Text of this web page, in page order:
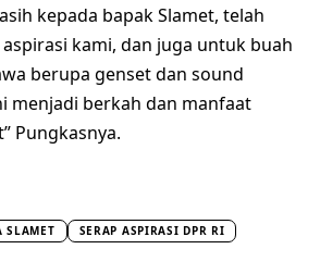
kepada bapak Slamet, telah
kami, dan juga untuk buah
berupa genset dan sound
menjadi berkah dan manfaat
Pungkasnya.
SLAMET
SERAP ASPIRASI DPR RI